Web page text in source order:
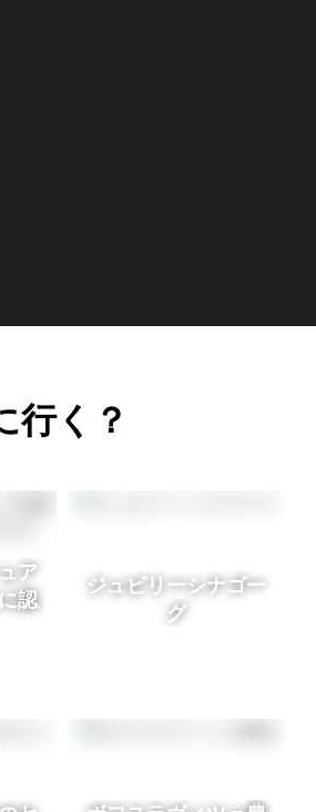
行く？
ア
認
ジュビリーシナゴー
グ